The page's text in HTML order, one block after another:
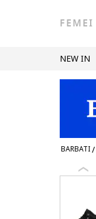
FEMEI
NEW IN
BARBATI/